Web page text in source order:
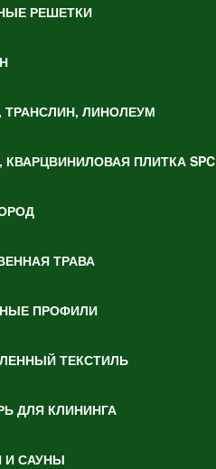
РЕШЕТКИ
ТРАНСЛИН, ЛИНОЛЕУМ
ПЛИТКА SPC
ТРАВА
ПРОФИЛИ
ТЕКСТИЛЬ
ДЛЯ КЛИНИНГА
И САУНЫ